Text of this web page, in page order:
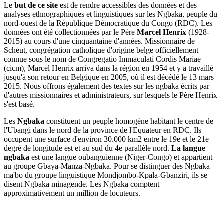
Le but de ce site est de rendre accessibles des données et des
analyses ethnographiques et linguistiques sur les Ngbaka, peuple du
nord-ouest de la République Démocratique du Congo (RDC). Les
données ont été collectionnées par le Père Marcel Henrix (1928-
2015) au cours d'une cinquantaine d'années. Missionnaire de
Scheut, congrégation catholique d'origine belge officiellement
connue sous le nom de Congregatio Immaculati Cordis Mariae
(cicm), Marcel Henrix arriva dans la région en 1954 et y a travaillé
jusqu'à son retour en Belgique en 2005, où il est décédé le 13 mars
2015. Nous offrons également des textes sur les ngbaka écrits par
d'autres missionnaires et administrateurs, sur lesquels le Père Henrix
s'est basé.
Les Ngbaka constituent un peuple homogène habitant le centre de
l'Ubangi dans le nord de la province de l'Equateur en RDC. Ils
occupent une surface d'environ 30.000 km2 entre le 19e et le 21e
degré de longitude est et au sud du 4e parallèle nord. La langue
ngbaka est une langue oubanguienne (Niger-Congo) et appartient
au groupe Gbaya-Manza-Ngbaka. Pour se distinguer des Ngbaka
ma'bo du groupe linguistique Mondjombo-Kpala-Gbanziri, ils se
disent Ngbaka minagende. Les Ngbaka comptent
approximativement un million de locuteurs.